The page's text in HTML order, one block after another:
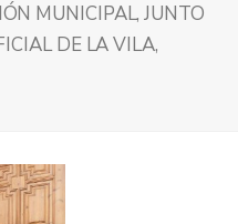
MUNICIPAL, JUNTO
DE LA VILA,